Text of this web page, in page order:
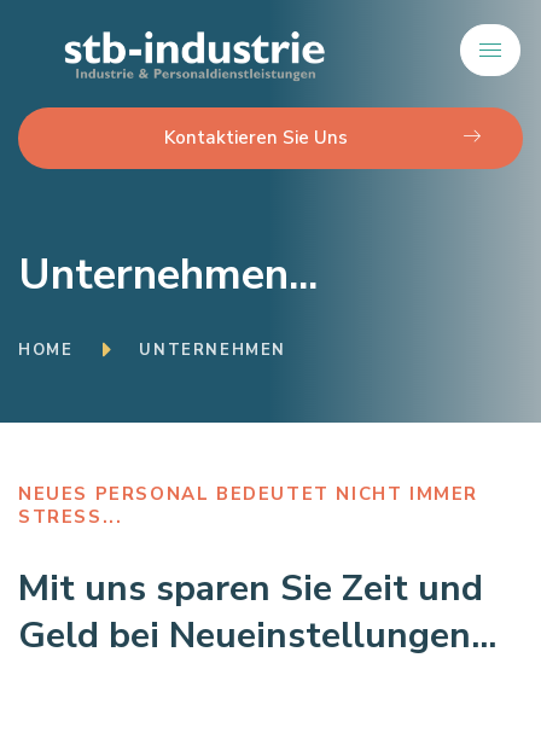
Kontaktieren Sie Uns
Unternehmen...
HOME UNTERNEHMEN
NEUES PERSONAL BEDEUTET NICHT IMMER
STRESS...
Mit uns sparen Sie Zeit und
Geld bei Neueinstellungen...